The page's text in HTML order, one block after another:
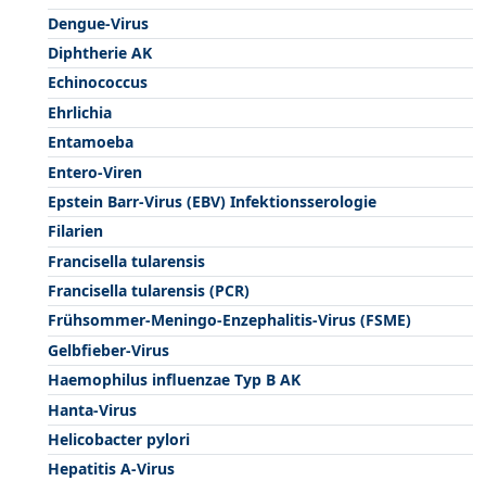
Dengue-Virus
Diphtherie AK
Echinococcus
Ehrlichia
Entamoeba
Entero-Viren
Epstein Barr-Virus (EBV) Infektionsserologie
Filarien
Francisella tularensis
Francisella tularensis (PCR)
Frühsommer-Meningo-Enzephalitis-Virus (FSME)
Gelbfieber-Virus
Haemophilus influenzae Typ B AK
Hanta-Virus
Helicobacter pylori
Hepatitis A-Virus